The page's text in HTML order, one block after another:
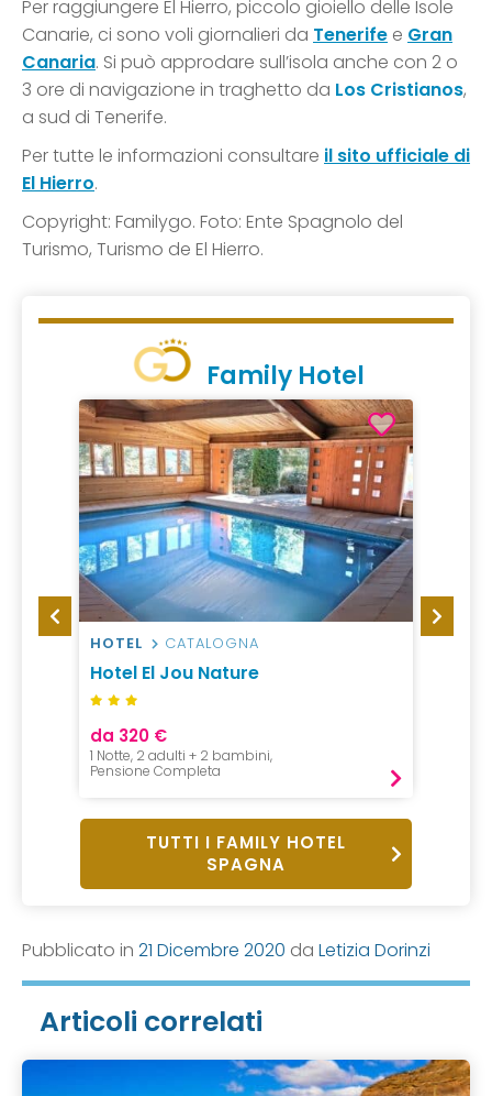
Per raggiungere El Hierro, piccolo gioiello delle Isole
Canarie, ci sono voli giornalieri da Tenerife e Gran
Canaria. Si può approdare sull’isola anche con 2 o
3 ore di navigazione in traghetto da Los Cristianos,
a sud di Tenerife.
Per tutte le informazioni consultare il sito ufficiale di
El Hierro.
Copyright: Familygo. Foto: Ente Spagnolo del
Turismo, Turismo de El Hierro.
Family Hotel
HOTEL CATALOGNA
Hotel El Jou Nature
da 320 €
1 Notte, 2 adulti + 2 bambini,
Pensione Completa
TUTTI I FAMILY HOTEL
SPAGNA
Pubblicato in 21 Dicembre 2020 da Letizia Dorinzi
Articoli correlati